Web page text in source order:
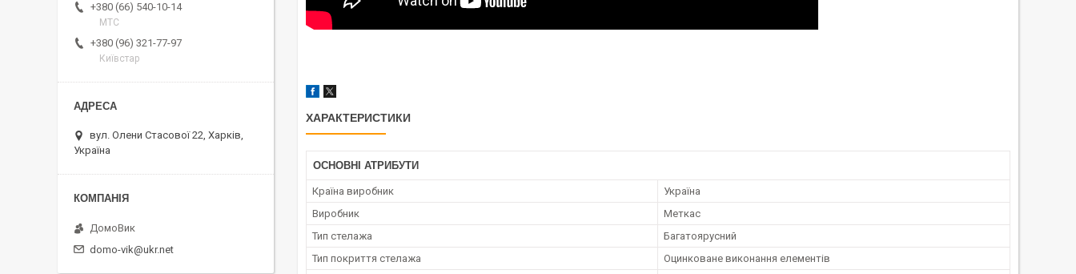
ХАРАКТЕРИСТИКИ
ОСНОВНІ АТРИБУТИ
Країна виробник
Україна
Виробник
Меткас
Тип стелажа
Багатоярусний
Тип покриття стелажа
Оцинковане виконання елементів
+380 (66) 540-10-14
МТС
+380 (96) 321-77-97
Київстар
вул. Олени Стасової 22, Харків,
Україна
ДомоВик
domo-vik@ukr.net